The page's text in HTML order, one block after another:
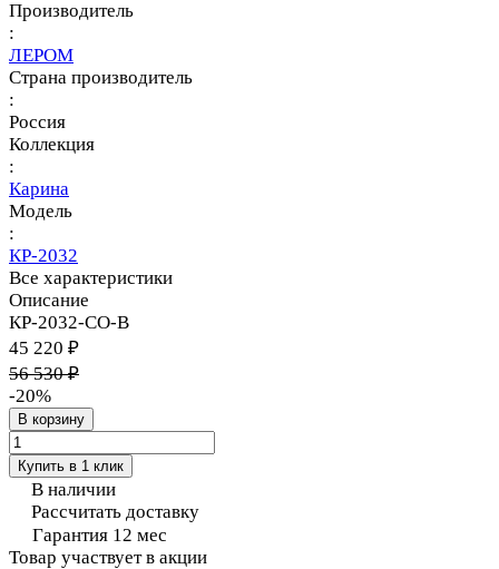
Производитель
:
ЛЕРОМ
Страна производитель
:
Россия
Коллекция
:
Карина
Модель
:
КР-2032
Все характеристики
Описание
КР-2032-СО-В
45 220 ₽
56 530 ₽
-20%
В корзину
Купить в 1 клик
В наличии
Рассчитать доставку
Гарантия 12 мес
Товар участвует в акции